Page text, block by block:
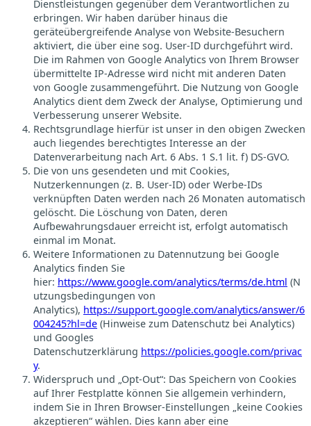
Dienstleistungen gegenüber dem Verantwortlichen zu
erbringen. Wir haben darüber hinaus die
geräteübergreifende Analyse von Website-Besuchern
aktiviert, die über eine sog. User-ID durchgeführt wird.
Die im Rahmen von Google Analytics von Ihrem Browser
übermittelte IP-Adresse wird nicht mit anderen Daten
von Google zusammengeführt. Die Nutzung von Google
Analytics dient dem Zweck der Analyse, Optimierung und
Verbesserung unserer Website.
Rechtsgrundlage hierfür ist unser in den obigen Zwecken
auch liegendes berechtigtes Interesse an der
Datenverarbeitung nach Art. 6 Abs. 1 S.1 lit. f) DS-GVO.
Die von uns gesendeten und mit Cookies,
Nutzerkennungen (z. B. User-ID) oder Werbe-IDs
verknüpften Daten werden nach 26 Monaten automatisch
gelöscht. Die Löschung von Daten, deren
Aufbewahrungsdauer erreicht ist, erfolgt automatisch
einmal im Monat.
Weitere Informationen zu Datennutzung bei Google
Analytics finden Sie
hier: https://www.google.com/analytics/terms/de.html (N
utzungsbedingungen von
Analytics), https://support.google.com/analytics/answer/6
004245?hl=de (Hinweise zum Datenschutz bei Analytics)
und Googles
Datenschutzerklärung https://policies.google.com/privac
y.
Widerspruch und „Opt-Out“: Das Speichern von Cookies
auf Ihrer Festplatte können Sie allgemein verhindern,
indem Sie in Ihren Browser-Einstellungen „keine Cookies
akzeptieren“ wählen. Dies kann aber eine